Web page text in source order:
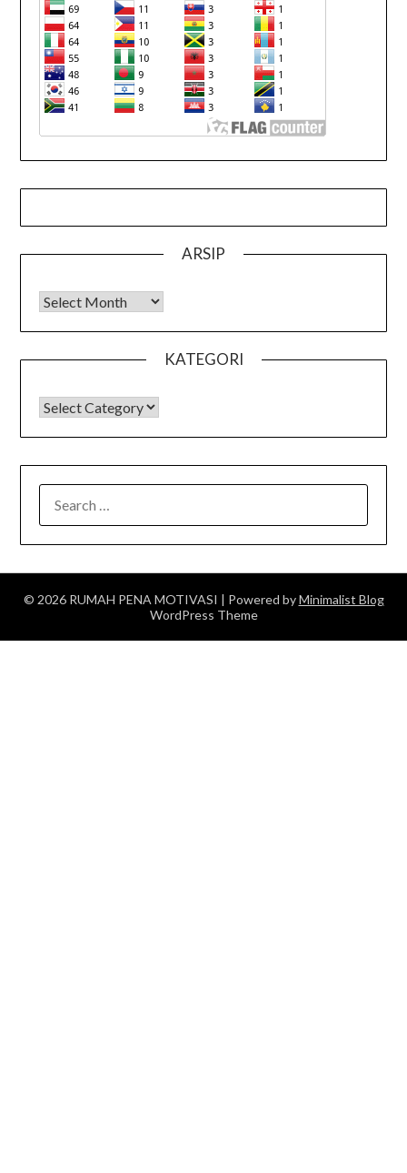
ARSIP
Arsip
KATEGORI
KATEGORI
FOR:
© 2026 RUMAH PENA MOTIVASI | Powered byMinimalist Blog
WordPress Theme